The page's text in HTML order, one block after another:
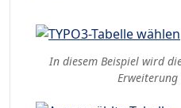
In diesem Beispiel wird